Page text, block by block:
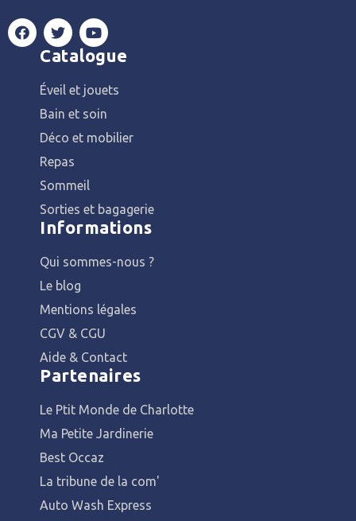
Catalogue
Éveil et jouets
Bain et soin
Déco et mobilier
Repas
Sommeil
Sorties et bagagerie
Informations
Qui sommes-nous ?
Le blog
Mentions légales
CGV & CGU
Aide & Contact
Partenaires
Le Ptit Monde de Charlotte
Ma Petite Jardinerie
Best Occaz
La tribune de la com'
Auto Wash Express